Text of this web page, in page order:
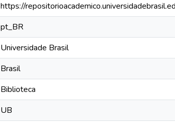
https://
pt_BR
Universidade Brasil
Brasil
Biblioteca
UB